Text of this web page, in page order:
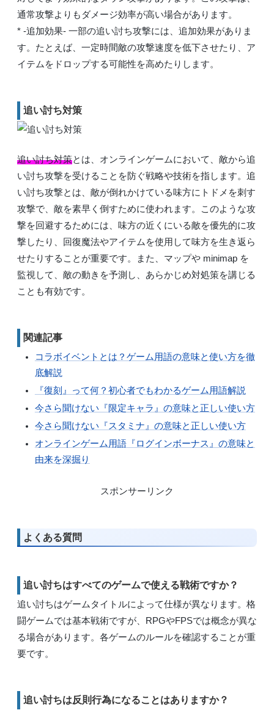
通常攻撃よりもダメージ効率が高い場合があります。
* -追加効果- 一部の追い討ち攻撃には、追加効果がありま
す。たとえば、一定時間敵の攻撃速度を低下させたり、ア
イテムをドロップする可能性を高めたりします。
追い討ち対策
追い討ち対策とは、オンラインゲームにおいて、敵から追
い討ち攻撃を受けることを防ぐ戦略や技術を指します。追
い討ち攻撃とは、敵が倒れかけている味方にトドメを刺す
攻撃で、敵を素早く倒すために使われます。このような攻
撃を回避するためには、味方の近くにいる敵を優先的に攻
撃したり、回復魔法やアイテムを使用して味方を生き返ら
せたりすることが重要です。また、マップや minimap を
監視して、敵の動きを予測し、あらかじめ対処策を講じる
ことも有効です。
関連記事
コラボイベントとは？ゲーム用語の意味と使い方を徹
底解説
『復刻』って何？初心者でもわかるゲーム用語解説
今さら聞けない『限定キャラ』の意味と正しい使い方
今さら聞けない『スタミナ』の意味と正しい使い方
オンラインゲーム用語『ログインボーナス』の意味と
由来を深掘り
スポンサーリンク
よくある質問
追い討ちはすべてのゲームで使える戦術ですか？
追い討ちはゲームタイトルによって仕様が異なります。格
闘ゲームでは基本戦術ですが、RPGやFPSでは概念が異な
る場合があります。各ゲームのルールを確認することが重
要です。
追い討ちは反則行為になることはありますか？